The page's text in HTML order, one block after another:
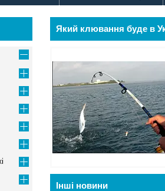
Який клювання буде в
Інші новини